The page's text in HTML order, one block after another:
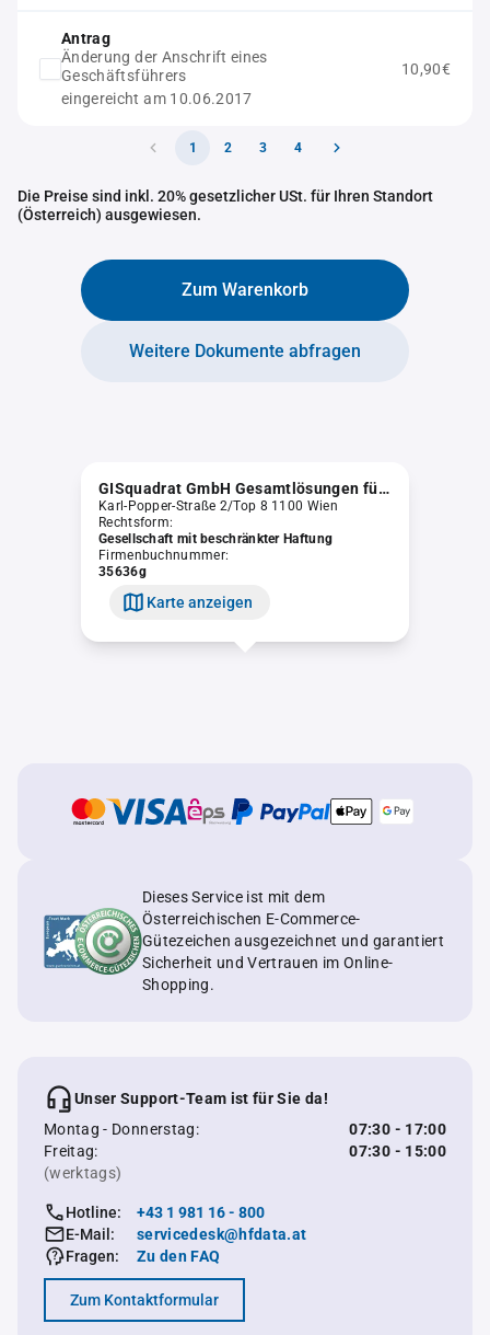
Antrag
Änderung der Anschrift eines
Geschäftsführers
eingereicht am 10.06.2017
10,90€
1 2 3 4
Die Preise sind inkl. 20% gesetzlicher USt. für Ihren Standort
(Österreich) ausgewiesen.
Zum Warenkorb
Weitere Dokumente abfragen
GISquadrat GmbH Gesamtlösungen für Integrierte Geo-Informationssysteme
Karl-Popper-Straße 2/Top 8 1100 Wien
Rechtsform:
Gesellschaft mit beschränkter Haftung
Firmenbuchnummer:
35636g
Karte anzeigen
Dieses Service ist mit dem
Österreichischen E-Commerce-
Gütezeichen ausgezeichnet und garantiert
Sicherheit und Vertrauen im Online-
Shopping.
Unser Support-Team ist für Sie da!
Montag - Donnerstag:
07:30 - 17:00
Freitag:
07:30 - 15:00
(werktags)
Hotline:
+43 1 981 16 - 800
E-Mail:
servicedesk@hfdata.at
Fragen:
Zu den FAQ
Zum Kontaktformular